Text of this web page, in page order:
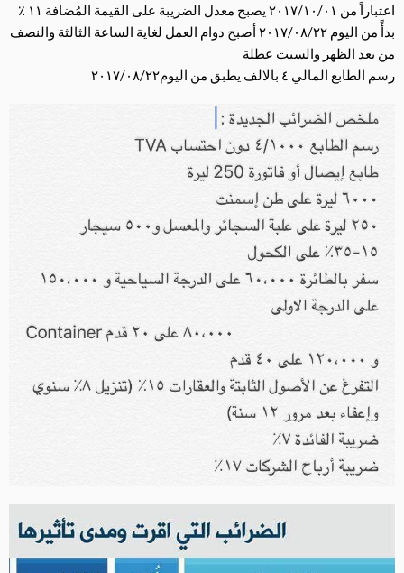
اعتباراً من ٢٠١٧/١٠/٠١ يصبح معدل الضريبة على القيمة المُضافة ١١ ٪
بدأً من اليو
م ٢٠١٧/٠٨/٢٢ أصبح دوام العمل لغاية الساعة الثالثة والنصف
من بعد الظهر والسبت عطلة
رسم الطابع المالي ٤ بالالف يطبق من اليوم٢٠١٧/٠٨/٢٢